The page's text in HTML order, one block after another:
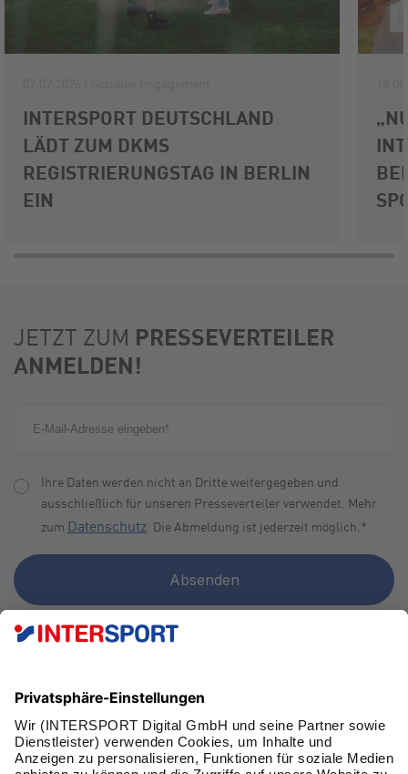
INTERSPORT DEUTSCHLAND
LÄDT ZUM DKMS
REGISTRIERUNGSTAG IN BERLIN
EIN
JETZT ZUM PRESSEVERTEILER
ANMELDEN!
Ihre Daten werden nicht an Dritte weitergegeben und
ausschließlich für unseren Presseverteiler verwendet. Mehr
zum Datenschutz . Die Abmeldung ist jederzeit möglich. *
SCHNELLFAN WERDEN!